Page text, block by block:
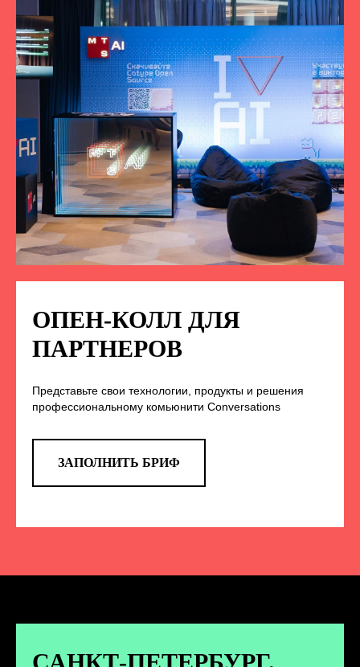
ОПЕН-КОЛЛ ДЛЯ
ПАРТНЕРОВ
Представьте свои технологии, продукты и решения
профессиональному комьюнити Conversations
ЗАПОЛНИТЬ БРИФ
НА НАС В СОЦСЕТЯХ
TELEGRAM
анонс новых спикеров и другие
новости конференции